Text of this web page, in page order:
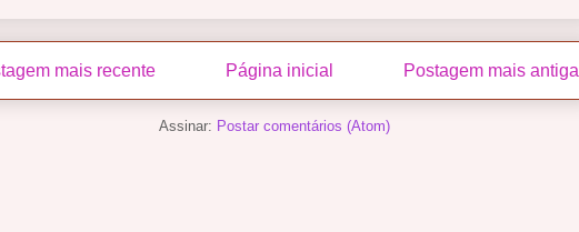
mais recente Postagem mais antiga
Página inicial
Assinar: Postar comentários (Atom)